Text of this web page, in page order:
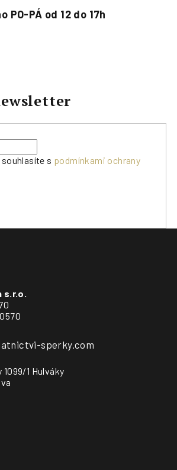
PO-PÁ od 12 do 17h
s podmínkami ochrany
s.r.o.
sperky.com
1 Hulváky